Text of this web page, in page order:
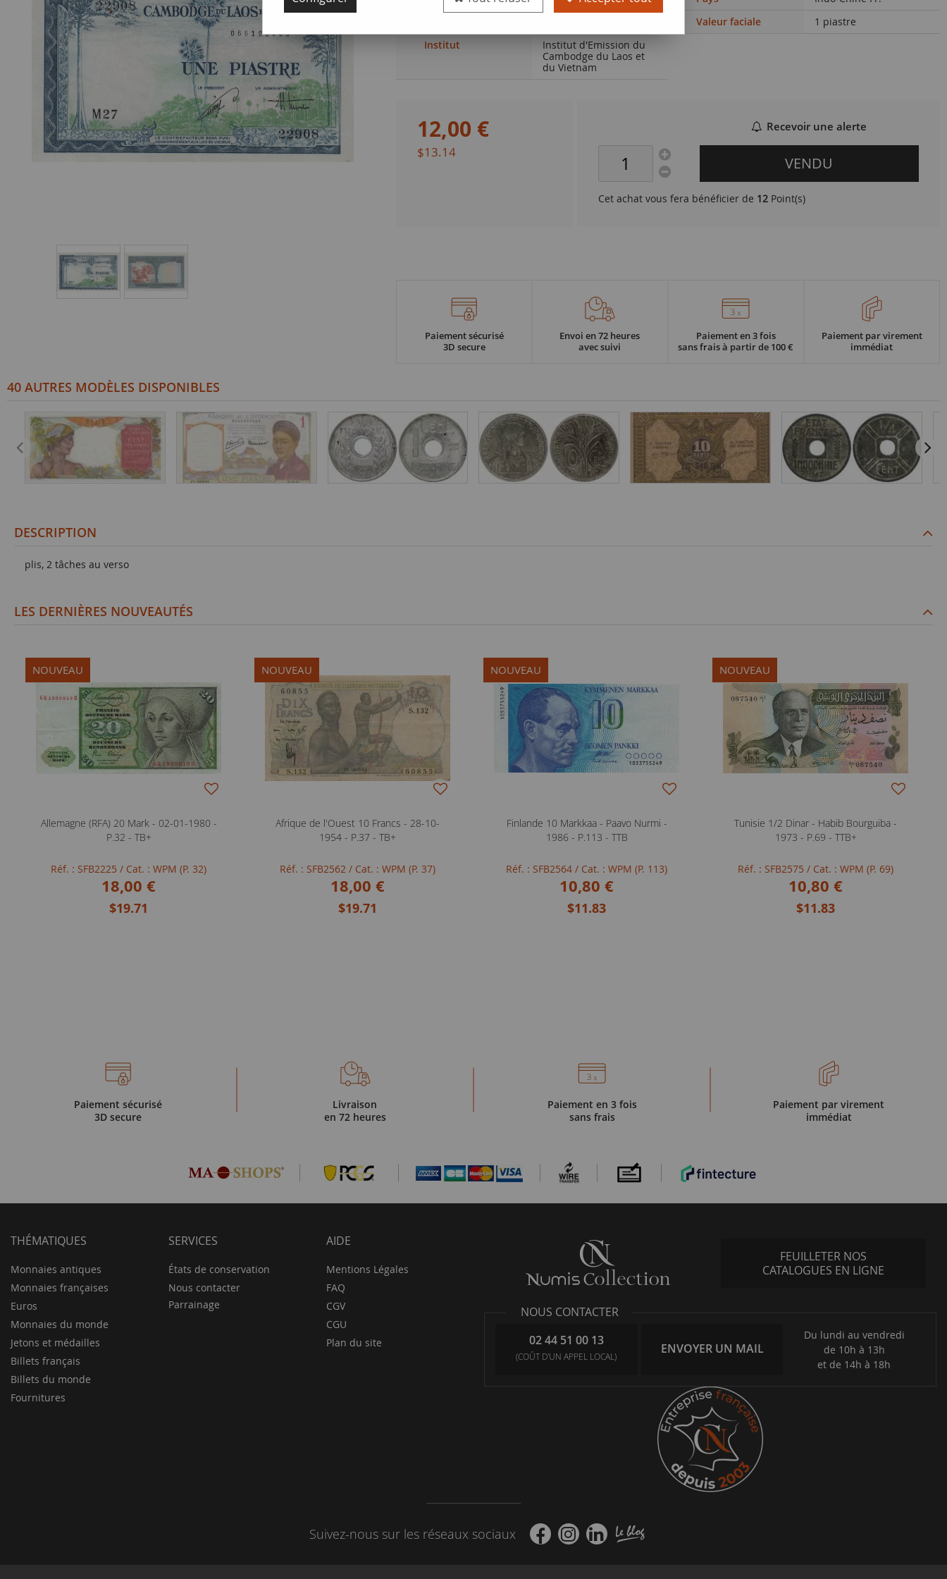
Valeur faciale
1 piastre
Institut
Institut d'Emission du
Cambodge du Laos et
du Vietnam
12,00 €
$13.14
Recevoir une alerte
VENDU
Cet achat vous fera bénéficier de 12 Point(s)
Paiement sécurisé
3D secure
Envoi en 72 heures
avec suivi
Paiement en 3 fois
sans frais à partir de 100 €
Paiement par virement
immédiat
40 AUTRES MODÈLES DISPONIBLES
DESCRIPTION
plis, 2 tâches au verso
LES DERNIÈRES NOUVEAUTÉS
NOUVEAU
Allemagne (RFA) 20 Mark - 02-01-1980 -
P.32 - TB+
Réf. : SFB2225 / Cat. : WPM (P. 32)
18,00 €
$19.71
NOUVEAU
Afrique de l'Ouest 10 Francs - 28-10-
1954 - P.37 - TB+
Réf. : SFB2562 / Cat. : WPM (P. 37)
18,00 €
$19.71
NOUVEAU
Finlande 10 Markkaa - Paavo Nurmi -
1986 - P.113 - TTB
Réf. : SFB2564 / Cat. : WPM (P. 113)
10,80 €
$11.83
NOUVEAU
Tunisie 1/2 Dinar - Habib Bourguiba -
1973 - P.69 - TTB+
Réf. : SFB2575 / Cat. : WPM (P. 69)
10,80 €
$11.83
Paiement sécurisé
3D secure
Livraison
en 72 heures
Paiement en 3 fois
sans frais
Paiement par virement
immédiat
THÉMATIQUES
Monnaies antiques
Monnaies françaises
Euros
Monnaies du monde
Jetons et médailles
Billets français
Billets du monde
Fournitures
SERVICES
États de conservation
Nous contacter
Parrainage
AIDE
Mentions Légales
FAQ
CGV
CGU
Plan du site
FEUILLETER NOS
CATALOGUES EN LIGNE
NOUS CONTACTER
02 44 51 00 13
(COÛT D'UN APPEL LOCAL)
ENVOYER UN MAIL
Du lundi au vendredi
de 10h à 13h
et de 14h à 18h
Suivez-nous sur les réseaux sociaux